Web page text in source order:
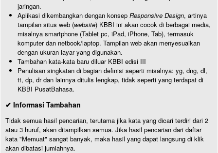
jaringan.
Aplikasi dikembangkan dengan konsep Responsive Design, artinya
tampilan situs web (website) KBBI ini akan cocok di berbagai media,
misalnya smartphone (Tablet pc, iPad, iPhone, Tab), termasuk
komputer dan netbook/laptop. Tampilan web akan menyesuaikan
dengan ukuran layar yang digunakan.
Tambahan kata-kata baru diluar KBBI edisi III
Penulisan singkatan di bagian definisi seperti misalnya: yg, dng, dl,
tt, dp, dr dan lainnya ditulis lengkap, tidak seperti yang terdapat di
KBBI PusatBahasa.
✔ Informasi Tambahan
Tidak semua hasil pencarian, terutama jika kata yang dicari terdiri dari 2
atau 3 huruf, akan ditampilkan semua. Jika hasil pencarian dari daftar
kata "Memuat" sangat banyak, maka hasil yang dapat langsung di klik
akan dibatasi jumlahnya.